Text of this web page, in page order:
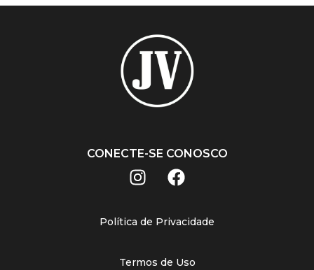
CONECTE-SE CONOSCO
Política de Privacidade
Termos de Uso